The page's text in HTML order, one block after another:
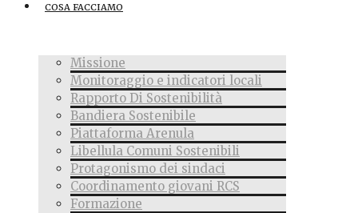
COSA FACCIAMO
Missione
Monitoraggio e indicatori locali
Rapporto Di Sostenibilità
Bandiera Sostenibile
Piattaforma Arenula
Libellula Comuni Sostenibili
Protagonismo dei sindaci
Coordinamento giovani RCS
Formazione